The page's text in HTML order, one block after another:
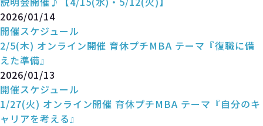
2026/01/14
開催スケジュール
2/5(木) オンライン開催 育休プチMBA テーマ『復職に備
えた準備』
2026/01/13
開催スケジュール
1/27(火) オンライン開催 育休プチMBA テーマ『自分のキ
ャリアを考える』